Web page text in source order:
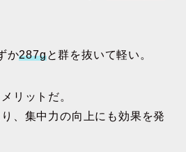
か287gと群を抜いて軽い。
リットだ。
、集中力の向上にも効果を発